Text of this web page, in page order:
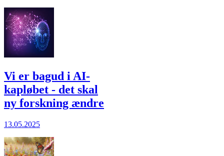
Vi er bagud i AI-
kapløbet - det skal
ny forskning ændre
13.05.2025